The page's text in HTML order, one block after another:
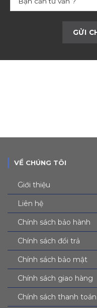
VỀ CHÚNG TÔI
Giới thiệu
Liên hệ
Chính sách bảo hành
Chính sách đổi trả
Chính sách bảo mật
Chính sách giao hàng
Chính sách thanh toán